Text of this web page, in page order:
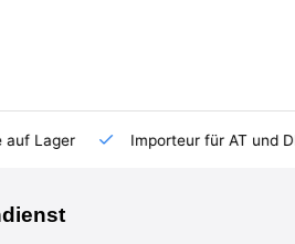
Lager Importeur für AT und DE